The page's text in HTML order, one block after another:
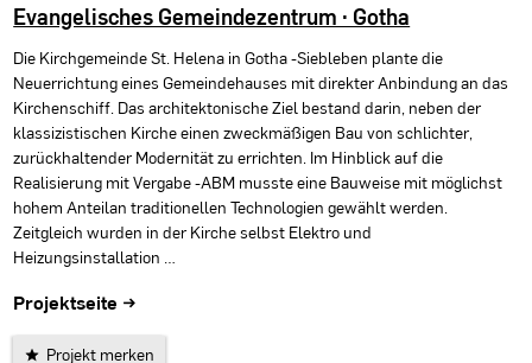
Evangelisches Gemeindezentrum · Gotha
Die Kirchgemeinde St. Helena in Gotha -Siebleben plante die
Neuerrichtung eines Gemeindehauses mit direkter Anbindung an das
Kirchenschiff. Das architektonische Ziel bestand darin, neben der
klassizistischen Kirche einen zweckmäßigen Bau von schlichter,
zurückhaltender Modernität zu errichten. Im Hinblick auf die
Realisierung mit Vergabe -ABM musste eine Bauweise mit möglichst
hohem Anteilan traditionellen Technologien gewählt werden.
Zeitgleich wurden in der Kirche selbst Elektro und
Heizungsinstallation …
Projektseite →
Projekt merken